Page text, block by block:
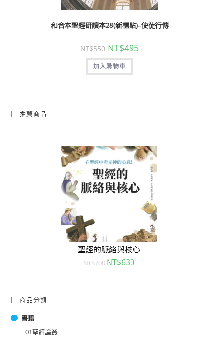
和合本聖經研讀本28(新標點)–使徒行傳
NT$550 NT$495
加入購物車
推薦商品
聖經的脈絡與核心
NT$700 NT$630
商品分類
書籍
01聖經論叢